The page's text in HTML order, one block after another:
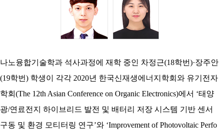
나노융합기술학과 석사과정에 재학 중인 차정근(18학번)·장주안
(19학번) 학생이 각각 2020년 한국신재생에너지학회와 유기전자
학회 (The 12th Asian Conference on Organic Electronics)에서 ‘태양
광/연료전지 하이브리드 발전 및 배터리 저장 시스템 기반 센서
구동 및 환경 모티터링 연구’와 ‘Improvement of Photovoltaic Perfo